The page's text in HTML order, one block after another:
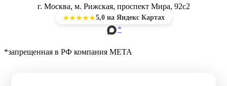
г. Москва, м. Рижская, проспект Мира, 92с2
★★★★★5,0 на Яндекс Картах
*
*запрещенная в РФ компания МЕТА